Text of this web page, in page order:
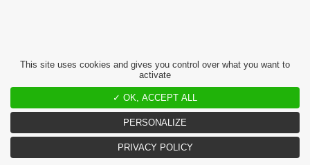
DES FEMMES ET DES HOMMES ENGAGÉS
MENTIONS LÉGALES ET CGU
This site uses cookies and gives you control over what you want to
activate
✓ OK, ACCEPT ALL
PERSONALIZE
PRIVACY POLICY